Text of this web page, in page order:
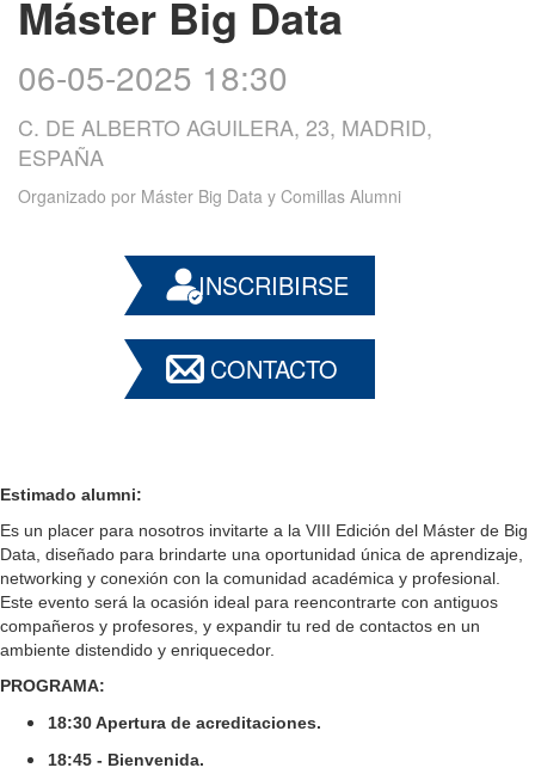
Máster Big Data
06-05-2025 18:30
C. DE ALBERTO AGUILERA, 23, MADRID,
ESPAÑA
Organizado por Máster Big Data y Comillas Alumni
INSCRIBIRSE
CONTACTO
Estimado alumni:
Es un placer para nosotros invitarte a la VIII Edición del Máster de Big
Data, diseñado para brindarte una oportunidad única de aprendizaje,
networking y conexión con la comunidad académica y profesional.
Este evento será la ocasión ideal para reencontrarte con antiguos
compañeros y profesores, y expandir tu red de contactos en un
ambiente distendido y enriquecedor.
PROGRAMA:
18:30 Apertura de acreditaciones.
18:45 - Bienvenida.